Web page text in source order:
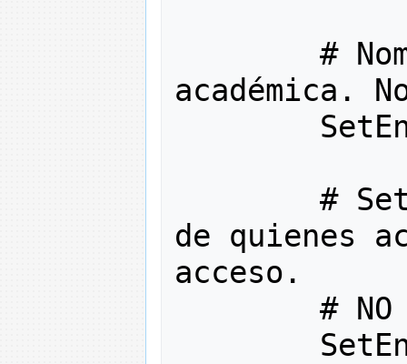
#
académica.
SetEnv
#
de quienes
acceso.
# NO
SetEnv